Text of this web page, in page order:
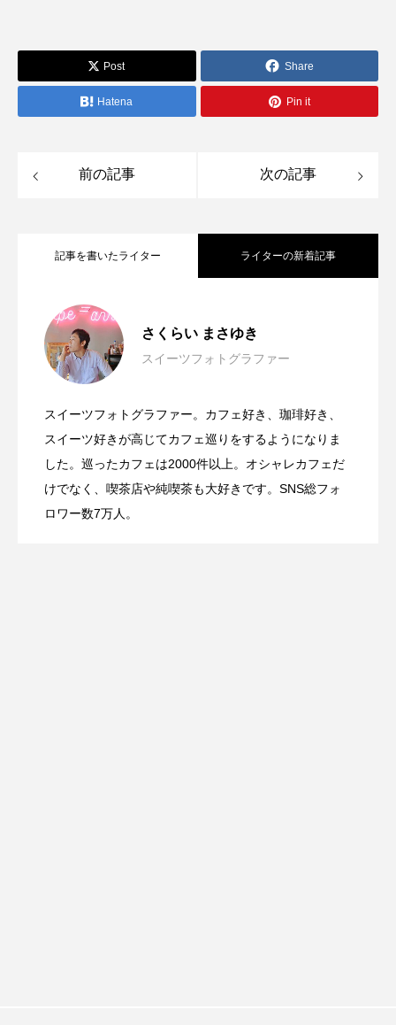
Post Share
Hatena Pin it
前の記事 次の記事
記事を書いたライター ライターの新着記事
さくらい まさゆき
スイーツフォトグラファー
スイーツフォトグラファー。カフェ好き、珈琲好き、
スイーツ好きが高じてカフェ巡りをするようになりま
した。巡ったカフェは2000件以上。オシャレカフェだ
けでなく、喫茶店や純喫茶も大好きです。SNS総フォ
ロワー数7万人。
2026.03.17
パフェ」
2026.03.15
リー＆桜のアフタヌーンティー
2026.03.13 いちごの王様を堪能！ホテルニューオー
タニ幕張の「スーパースイーツビュッフ